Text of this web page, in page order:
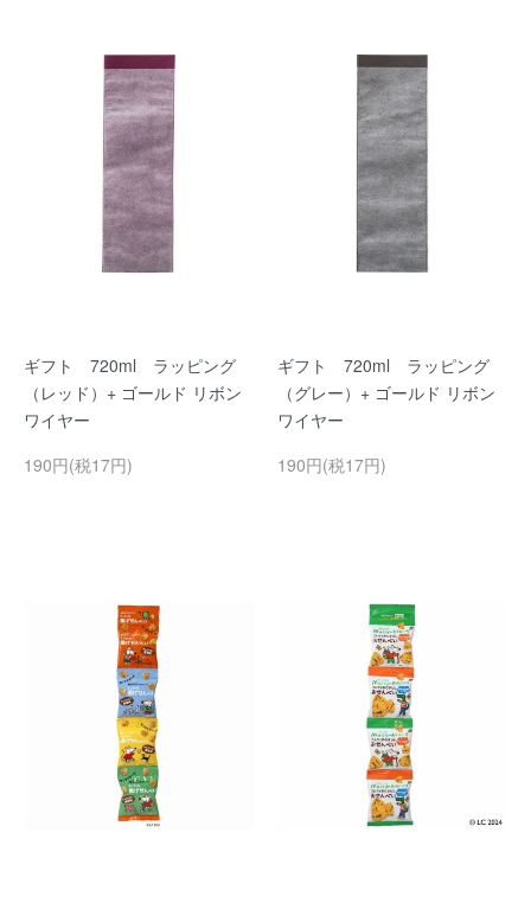
ギフト 720ml ラッピング
（レッド）+ ゴールド リボン
ワイヤー
190円(税17円)
ギフト 720ml ラッピング
（グレー）+ ゴールド リボン
ワイヤー
190円(税17円)